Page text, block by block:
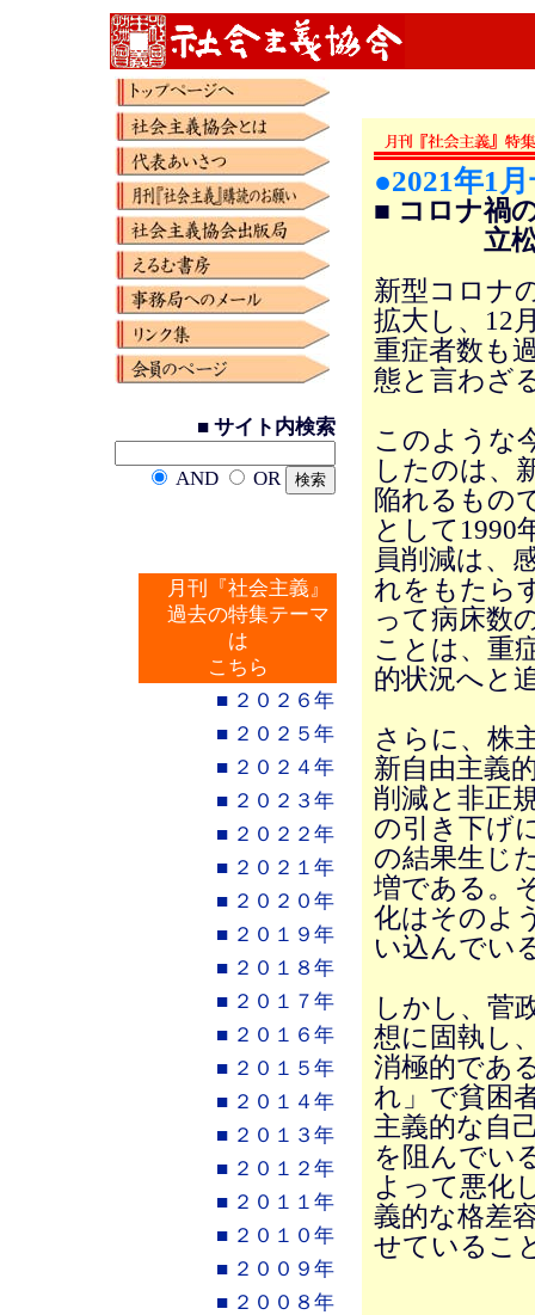
■ サイト内検索
AND OR
月刊『社会主義』
過去の特集テーマ
は
こちら
■ ２０２６年
■ ２０２５年
■ ２０２４年
■ ２０２３年
■ ２０２２年
■ ２０２１年
■ ２０２０年
■ ２０１９年
■ ２０１８年
■ ２０１７年
■ ２０１６年
■ ２０１５年
■ ２０１４年
■ ２０１３年
■ ２０１２年
■ ２０１１年
■ ２０１０年
■ ２００９年
■ ２００８年
●2021年1
■ コロナ禍
立松
新型コロナ
拡大し、12
重症者数も
態と言わざ
このような
したのは、
陥れるもの
として1990
員削減は、
れをもたら
って病床数
ことは、重
的状況へと
さらに、株
新自由主義
削減と非正
の引き下げ
の結果生じ
増である。
化はそのよ
い込んでい
しかし、菅
想に固執し
消極的であ
れ」で貧困
主義的な自
を阻んでい
よって悪化
義的な格差
せているこ